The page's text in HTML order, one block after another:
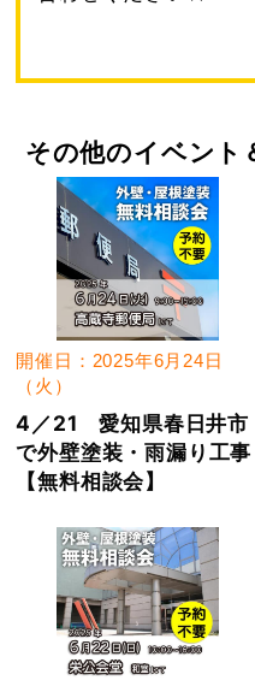
その他のイベント
開催日：2025年6月24日
（火）
4／21 愛知県春日井市
で外壁塗装・雨漏り工事
【無料相談会】